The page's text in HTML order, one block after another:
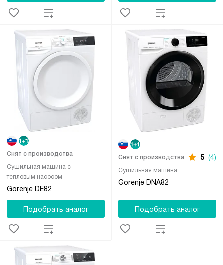
Сушильная машина с
тепловым насосом
Gorenje DE82
Снят с производства
Подобрать аналог
Сушильная машина
Gorenje DNA82
Снят с производства 5 (4)
Подобрать аналог